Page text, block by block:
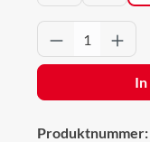
Produkt
Produktnummer: